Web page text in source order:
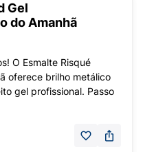
Gel
do Amanhã
O Esmalte Risqué
oferece brilho metálico
gel profissional. Passo